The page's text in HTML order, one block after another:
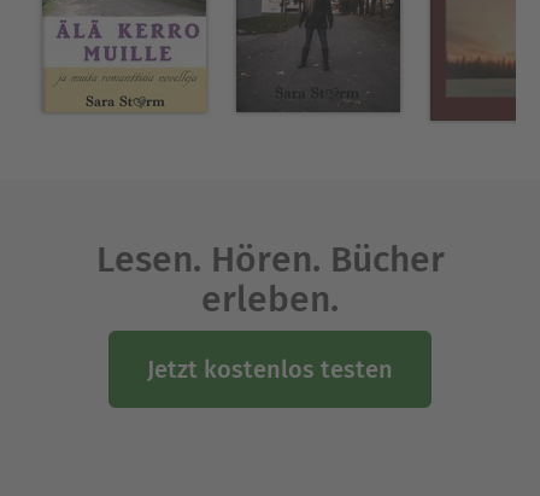
Lesen. Hören. Bücher
erleben.
Jetzt kostenlos testen